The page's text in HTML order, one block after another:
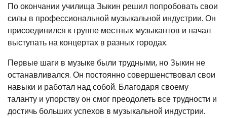
По окончании училища Зыкин решил попробовать свои
силы в профессиональной музыкальной индустрии. Он
присоединился к группе местных музыкантов и начал
выступать на концертах в разных городах.
Первые шаги в музыке были трудными, но Зыкин не
останавливался. Он постоянно совершенствовал свои
навыки и работал над собой. Благодаря своему
таланту и упорству он смог преодолеть все трудности и
достичь больших успехов в музыкальной индустрии.